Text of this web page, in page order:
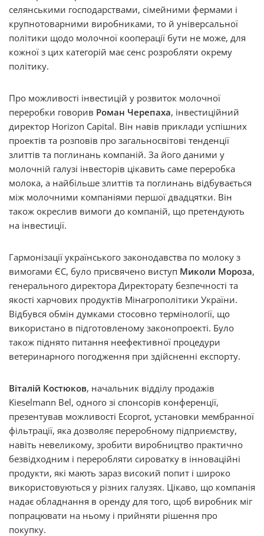
селянськими господарствами, сімейними фермами і
крупнотоварними виробниками, то й універсальної
політики щодо молочної кооперації бути не може, для
кожної з цих категорій має сенс розробляти окрему
політику.
Про можливості інвестицій у розвиток молочної
переробки говорив Роман Черепаха, інвестиційний
директор Horizon Capital. Він навів приклади успішних
проектів та розповів про загальносвітові тенденції
злиттів та поглинань компаній. За його даними у
молочній галузі інвесторів цікавить саме переробка
молока, а найбільше злиттів та поглинань відбувається
між молочними компаніями першої двадцятки. Він
також окреслив вимоги до компаній, що претендують
на інвестиції.
Гармонізації українського законодавства по молоку з
вимогами ЄС, було присвячено виступ Миколи Мороза,
генерального директора Директорату безпечності та
якості харчових продуктів Мінагрополітики України.
Відбувся обмін думками стосовно термінології, що
використано в підготовленому законопроекті. Було
також піднято питання неефективної процедури
ветеринарного погодження при здійсненні експорту.
Віталій Костюков, начальник відділу продажів
Kieselmann Bel, одного зі спонсорів конференції,
презентував можливості Ecoprot, установки мембранної
фільтрації, яка дозволяє переробному підприємству,
навіть невеликому, зробити виробництво практично
безвідходним і переробляти сироватку в інноваційні
продукти, які мають зараз високий попит і широко
використовуються у різних галузях. Цікаво, що компанія
надає обладнання в оренду для того, щоб виробник міг
попрацювати на ньому і прийняти рішення про
покупку.